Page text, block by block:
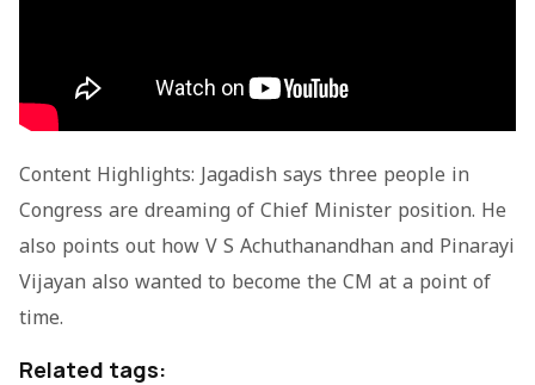
Content Highlights: Jagadish says three people in
Congress are dreaming of Chief Minister position. He
also points out how V S Achuthanandhan and Pinarayi
Vijayan also wanted to become the CM at a point of
time.
Related tags: